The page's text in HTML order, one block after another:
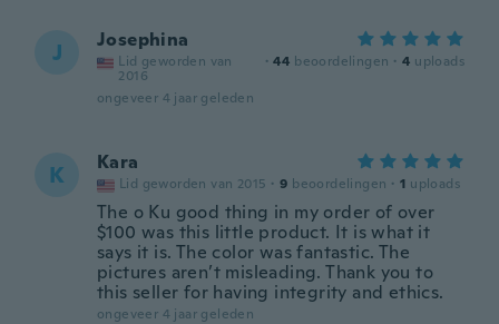
J Josephina
Lid geworden van
2016
· 44 beoordelingen · 4 uploads
ongeveer 4 jaar geleden
K Kara
Lid geworden van 2015 · 9 beoordelingen · 1 uploads
The o Ku good thing in my order of over
$100 was this little product. It is what it
says it is. The color was fantastic. The
pictures aren’t misleading. Thank you to
this seller for having integrity and ethics.
ongeveer 4 jaar geleden